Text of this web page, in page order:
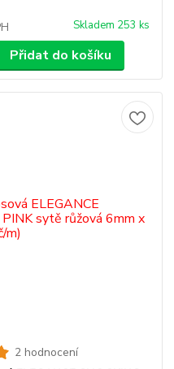
Skladem 253 ks
Přidat do košíku
2 hodnocení